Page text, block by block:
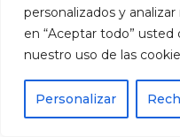
personalizados y
en “Aceptar todo”
nuestro uso de las
Personalizar